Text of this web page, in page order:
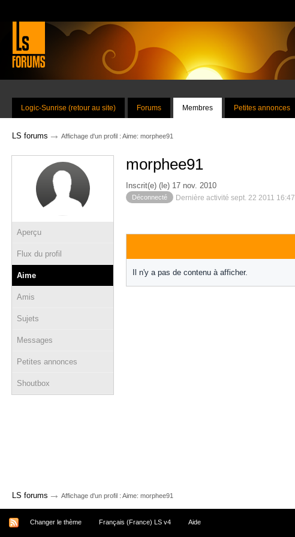
Logic-Sunrise (retour au site) Forums Membres Petites annonces
LS forums → Affichage d'un profil : Aime: morphee91
Aperçu
Flux du profil
Aime
Amis
Sujets
Messages
Petites annonces
Shoutbox
morphee91
Inscrit(e) (le) 17 nov. 2010
Déconnecté Dernière activité sept. 22 2011 16:47
Il n'y a pas de contenu à afficher.
LS forums → Affichage d'un profil : Aime: morphee91
Changer le thème Français (France) LS v4 Aide